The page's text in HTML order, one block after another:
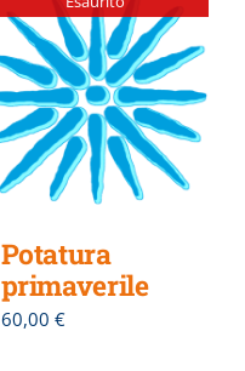
Potatura
primaverile
60,00 €